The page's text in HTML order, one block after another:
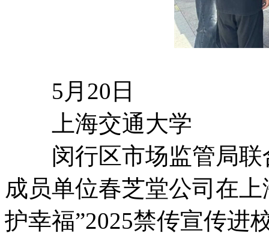
5月20日
上海交通大学
闵行区市场监管局联
成员单位春芝堂公司在
护幸福”2025禁传宣传进